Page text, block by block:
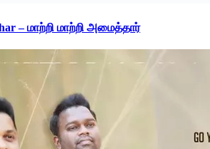
– மாற்றி மாற்றி அமைத்தார்